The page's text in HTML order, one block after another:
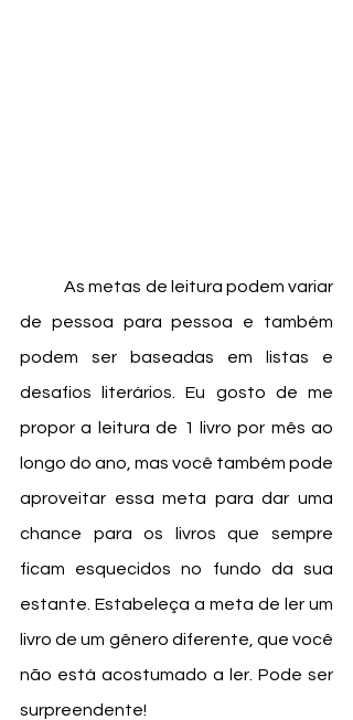
	As metas de leitura podem variar
de pessoa para pessoa e também
podem ser baseadas em listas e
desafios literários. Eu gosto de me
propor a leitura de 1 livro por mês ao
longo do ano, mas você também pode
aproveitar essa meta para dar uma
chance para os livros que sempre
ficam esquecidos no fundo da sua
estante. Estabeleça a meta de ler um
livro de um gênero diferente, que você
não está acostumado a ler. Pode ser
surpreendente!